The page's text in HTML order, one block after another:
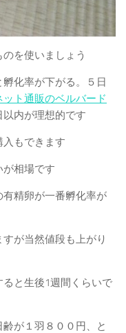
を使いましょう
孵化率が下がる。５日
ット通販のベルバード
内が理想的です
もできます
相場です
精卵が一番孵化率が
が当然値段も上がり
と生後1週間くらいで
が１羽８００円、と